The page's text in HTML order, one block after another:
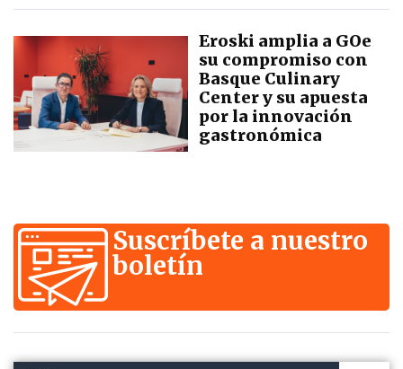
Eroski amplia a GOe
su compromiso con
Basque Culinary
Center y su apuesta
por la innovación
gastronómica
Suscríbete a nuestro
boletín